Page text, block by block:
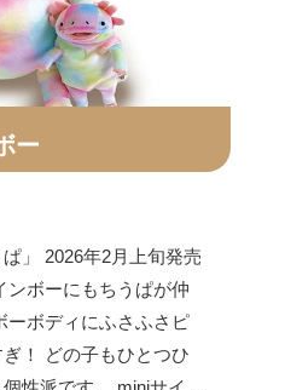
ー
」 2026年2月上旬発売
ンボーにもちうぱが仲
ーボディにふさふさピ
！ どの子もひとつひ